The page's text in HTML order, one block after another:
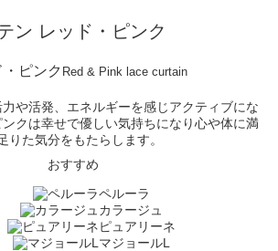
ン レッド・ピンク
・ピンク Red & Pink lace curtain
や活発、エネルギーを感じアクティブにな
クは幸せで優しい気持ちになり心や体に満
りた気分をもたらします。
おすすめ
ペルーラ
カラージュ
ピュアリーネ
マジョールL